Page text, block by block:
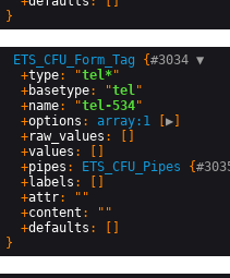
ETS_CFU_Form_Tag {#3034 ▼
  +
type: "tel*"
  +
basetype: "tel"
  +
name: "tel-534"
  +
options : array:1 ▶
  +
raw_values : []
  +
values : []
  +
pipes : ETS_CFU_Pipes {
  +
labels : []
  +
attr: ""
  +
content : ""
  +
defaults